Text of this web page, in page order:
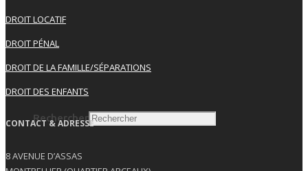
Rechercher
DROIT LOCATIF
DROIT PÉNAL
DROIT DE LA FAMILLE/SÉPARATIONS
DROIT DES ENFANTS
CONTACT & ADRESSE
8 AVENUE D’ASSAS